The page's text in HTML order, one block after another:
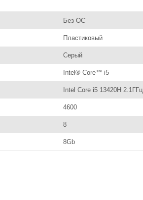
Без ОС
Пластиковый
Серый
Intel® Core™ i5
Intel Core i5 13420H 2.1ГГц
4600
8
8Gb